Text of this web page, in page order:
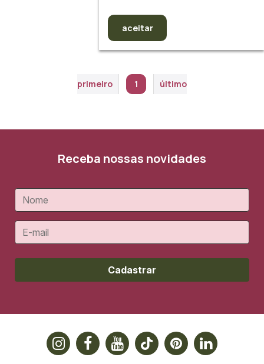
primeiro 1 último
Receba nossas novidades
Cadastrar
aceitar